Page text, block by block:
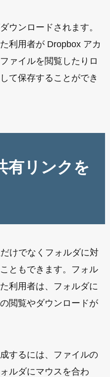
ウンロードされます。
利用者が Dropbox アカ
ァイルを閲覧したりロ
て保存することができ
有リンクを
けでなくフォルダに対
ともできます。フォル
利用者は、フォルダに
閲覧やダウンロードが
するには、ファイルの
ルダにマウスを合わ